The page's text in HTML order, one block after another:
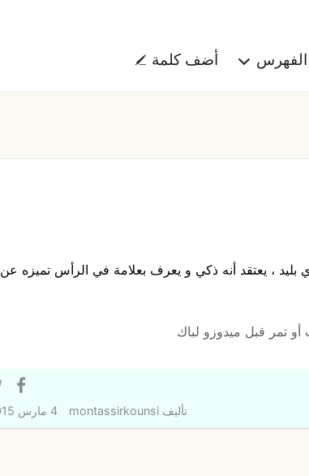
الفهرس أضف كلمة
، يعتقد أنه ذكي و يعرف بعلامة في الرأس تميزه عن
تمر قبل ميدوزو لباك
تأليفmontassirkounsi 4 مارس 2015